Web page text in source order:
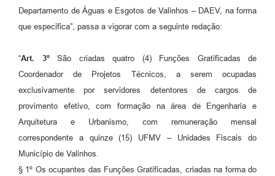
Departamento de Águas e Esgotos de Valinhos – DAEV, na forma
que especifica”, passa a vigorar com a seguinte redação:
“Art. 3ºSão criadas quatro (4) Funções Gratificadas de
Coordenador de Projetos Técnicos, a serem ocupadas
exclusivamente por servidores detentores de cargos de
provimento efetivo, com formação na área de Engenharia e
Arquitetura e Urbanismo, com remuneração mensal
correspondente a quinze (15) UFMV – Unidades Fiscais do
Município de Valinhos.
§ 1º Os ocupantes das Funções Gratificadas, criadas na forma do